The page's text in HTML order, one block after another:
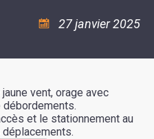
27 janvier 2025
vent, orage avec
et le stationnement au